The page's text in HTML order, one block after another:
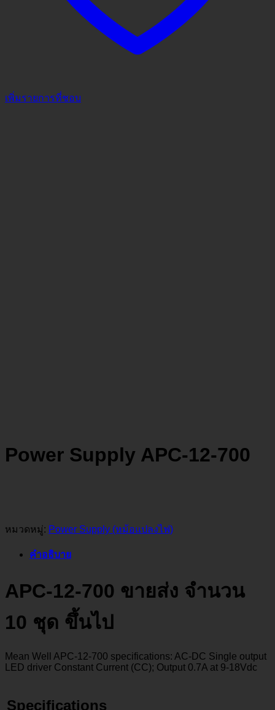
เพิ่มรายการที่ชอบ
Power Supply APC-12-700
หมวดหมู่: Power Supply (หม้อแปลงไฟ)
คำอธิบาย
APC-12-700 ขายส่ง จำนวน
10 ชุด ขึ้นไป
Mean Well APC-12-700 specifications: AC-DC Single output
LED driver Constant Current (CC); Output 0.7A at 9-18Vdc
Specifications